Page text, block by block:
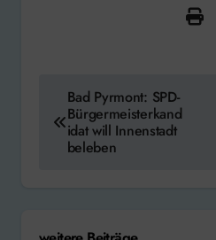
Beitragsnavigation
Bad Pyrmont: SPD-
Bürgermeisterkand
idat will Innenstadt
beleben